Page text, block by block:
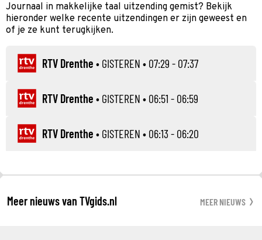
Journaal in makkelijke taal uitzending gemist? Bekijk
hieronder welke recente uitzendingen er zijn geweest en
of je ze kunt terugkijken.
RTV Drenthe • GISTEREN • 07:29 - 07:37
RTV Drenthe • GISTEREN • 06:51 - 06:59
RTV Drenthe • GISTEREN • 06:13 - 06:20
Meer nieuws van TVgids.nl MEER NIEUWS